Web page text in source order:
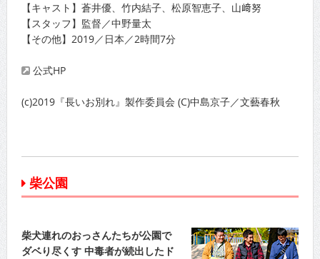
【キャスト】蒼井優、竹内結子、松原智恵子、山﨑努
【スタッフ】監督／中野量太
【その他】2019／日本／2時間7分
公式HP
(c)2019『長いお別れ』製作委員会 (C)中島京子／文藝春秋
柴公園
柴犬連れのおっさんたちが公園で
ダベり尽くす 中毒者が続出したド